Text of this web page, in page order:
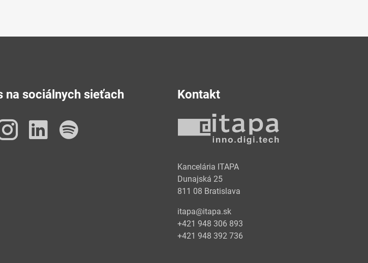
na sociálnych sieťach
Instagram
LinkedIn
Kontakt
Kancelária ITAPA
Dunajská 25
811 08 Bratislava
itapa@itapa.sk
+421 948 306 893
+421 948 392 736